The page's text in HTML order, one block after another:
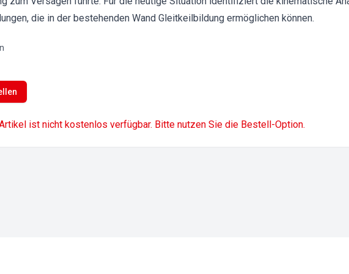
die in der bestehenden Wand Gleitkeilbildung ermöglichen können.
ist nicht kostenlos verfügbar. Bitte nutzen Sie die Bestell-Option.